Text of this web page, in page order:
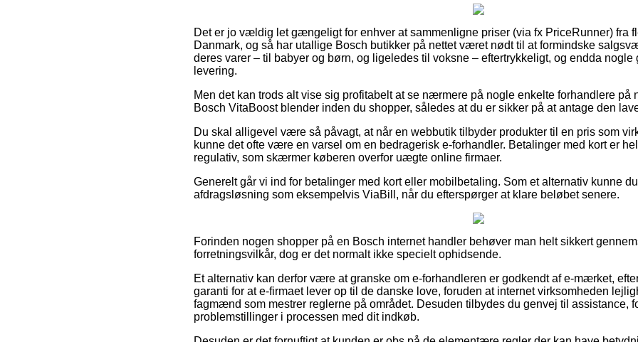
Det er jo vældig let gængeligt for enhver at sammenligne priser (via fx PriceRunner) fra
Danmark, og så har utallige Bosch butikker på nettet været nødt til at formindske
deres varer – til babyer og børn, og ligeledes til voksne – eftertrykkeligt, og endda nogle
levering.
Men det kan trods alt vise sig profitabelt at se nærmere på nogle enkelte forhandlere på
Bosch VitaBoost blender inden du shopper, således at du er sikker på at antage den
Du skal alligevel være så påvagt, at når en webbutik tilbyder produkter til en pris som
kunne det ofte være en varsel om en bedragerisk e-forhandler. Betalinger med kort er
regulativ, som skærmer køberen overfor uægte online firmaer.
Generelt går vi ind for betalinger med kort eller mobilbetaling. Som et alternativ kunne
afdragsløsning som eksempelvis ViaBill, når du efterspørger at klare beløbet senere.
Forinden nogen shopper på en Bosch internet handler behøver man helt sikkert
forretningsvilkår, dog er det normalt ikke specielt ophidsende.
Et alternativ kan derfor være at granske om e-forhandleren er godkendt af e-mærket,
garanti for at e-firmaet lever op til de danske love, foruden at internet virksomheden
fagmænd som mestrer reglerne på området. Desuden tilbydes du genvej til assistance,
problemstillinger i processen med dit indkøb.